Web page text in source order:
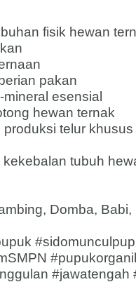
fisik hewan
pakan
esensial
hewan ternak
telur
tubuh
Domba,
#jawatengah